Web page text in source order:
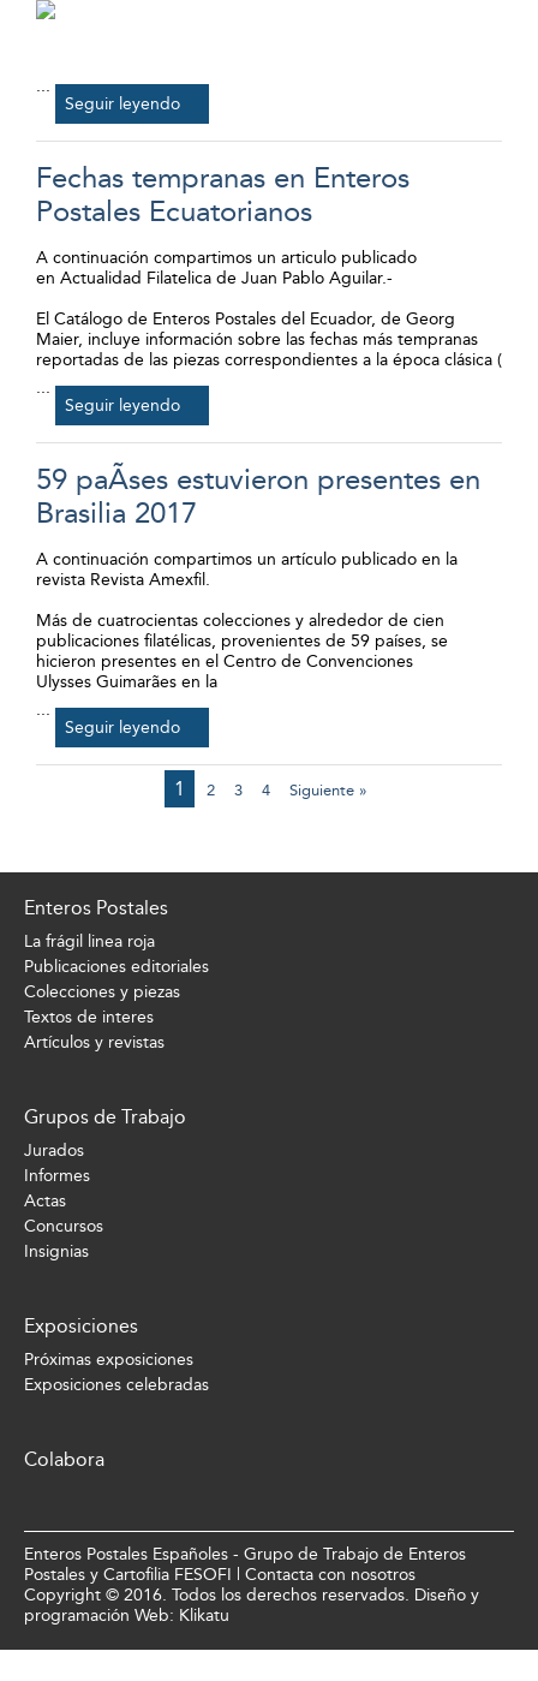
...
Seguir leyendo
Fechas tempranas en Enteros
Postales Ecuatorianos
A continuación compartimos un articulo publicado
en Actualidad Filatelica de Juan Pablo Aguilar.-
El Catálogo de Enteros Postales del Ecuador, de Georg
Maier, incluye información sobre las fechas más tempranas
reportadas de las piezas correspondientes a la época clásica (
...
Seguir leyendo
59 paÃ­ses estuvieron presentes en
Brasilia 2017
A continuación compartimos un artículo publicado en la
revista Revista Amexfil.
Más de cuatrocientas colecciones y alrededor de cien
publicaciones filatélicas, provenientes de 59 países, se
hicieron presentes en el Centro de Convenciones
Ulysses Guimarães en la
...
Seguir leyendo
1 2 3 4 Siguiente »
Enteros Postales
La frágil linea roja
Publicaciones editoriales
Colecciones y piezas
Textos de interes
Artículos y revistas
Grupos de Trabajo
Jurados
Informes
Actas
Concursos
Insignias
Exposiciones
Próximas exposiciones
Exposiciones celebradas
Colabora
Enteros Postales Españoles - Grupo de Trabajo de Enteros
Postales y Cartofilia FESOFI | Contacta con nosotros
Copyright © 2016. Todos los derechos reservados. Diseño y
programación Web: Klikatu